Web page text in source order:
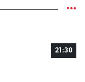
21:30